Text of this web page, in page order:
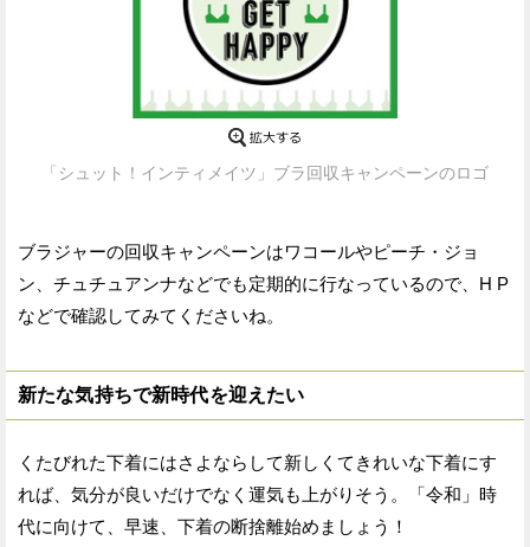
「シュット！インティメイツ」ブラ回収キャンペーンのロゴ
ブラジャーの回収キャンペーンはワコールやピーチ・ジョ
ン、チュチュアンナなどでも定期的に行なっているので、H P
などで確認してみてくださいね。
新たな気持ちで新時代を迎えたい
くたびれた下着にはさよならして新しくてきれいな下着にす
れば、気分が良いだけでなく運気も上がりそう。「令和」時
代に向けて、早速、下着の断捨離始めましょう！